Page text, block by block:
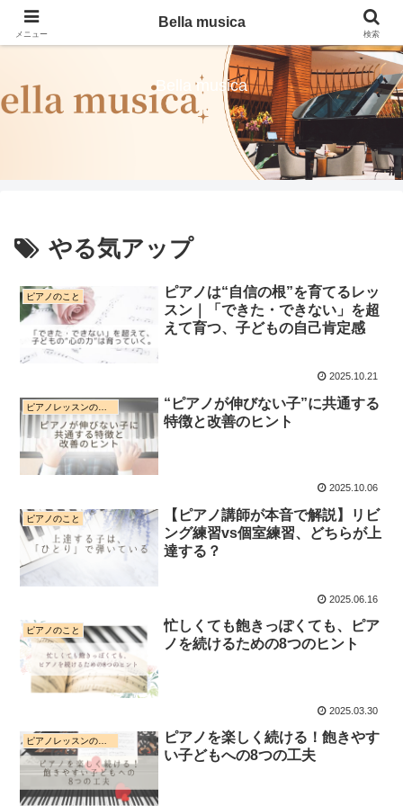
Bella musica
やる気アップ
ピアノのこと
ピアノは“自信の根”を育てるレッ
スン｜「できた・できない」を超
えて育つ、子どもの自己肯定感
2025.10.21
ピアノレッスンのこと
“ピアノが伸びない子”に共通する
特徴と改善のヒント
2025.10.06
ピアノのこと
【ピアノ講師が本音で解説】リビ
ング練習vs個室練習、どちらが上
達する？
2025.06.16
ピアノのこと
忙しくても飽きっぽくても、ピア
ノを続けるための8つのヒント
2025.03.30
ピアノレッスンのこと
ピアノを楽しく続ける！飽きやす
い子どもへの8つの工夫
メニュー
Bella musica
検索